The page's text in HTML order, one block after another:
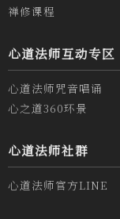
禅修课程
心道法师互动专区
心道法师咒音唱诵
心之道360环景
心道法师社群
心道法师官方LINE